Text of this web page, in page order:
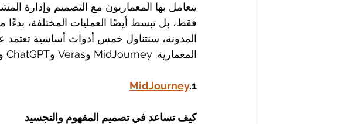
يتعامل بها المعماريون مع التصميم وإدارة
فقط، بل تبسط أيضًا العمليات المختلفة،
المدونة، سنتناول خمس أدوات أساسية
المعمارية: MidJourney وVeras وChatGPT وDALL-E وMaket.
MidJourney.1
كيف تساعد في تصميم المفهوم والتجسيد